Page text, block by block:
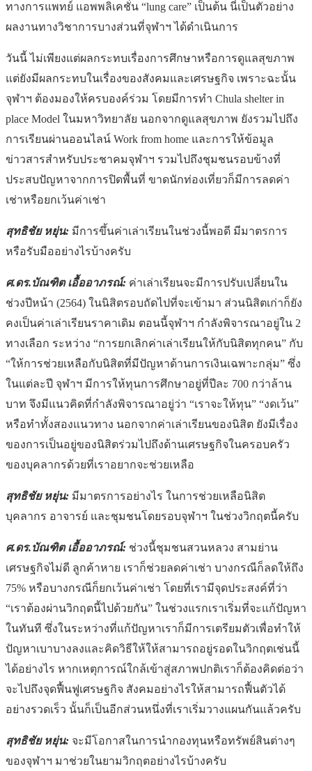
ทางการแพทย์ แอพพลิเคชั่น “lung care” เป็นต้น นี่เป็นตัวอย่าง
ผลงานทางวิชาการบางส่วนที่จุฬาฯ ได้ดำเนินการ
วันนี้ ไม่เพียงแต่ผลกระทบเรื่องการศึกษาหรือการดูแลสุขภาพ
แต่ยังมีผลกระทบในเรื่องของสังคมและเศรษฐกิจ เพราะฉะนั้น
จุฬาฯ ต้องมองให้ครบองค์ร่วม โดยมีการทำ Chula shelter in
place Model ในมหาวิทยาลัย นอกจากดูแลสุขภาพ ยังรวมไปถึง
การเรียนผ่านออนไลน์ Work from home และการให้ข้อมูล
ข่าวสารสำหรับประชาคมจุฬาฯ รวมไปถึงชุมชนรอบข้างที่
ประสบปัญหาจากการปิดพื้นที่ ขาดนักท่องเที่ยวก็มีการลดค่า
เช่าหรือยกเว้นค่าเช่า
สุทธิชัย หยุ่น: มีการขึ้นค่าเล่าเรียนในช่วงนี้พอดี มีมาตรการ
หรือรับมืออย่างไรบ้างครับ
ศ.ดร.บัณฑิต เอื้ออาภรณ์: ค่าเล่าเรียนจะมีการปรับเปลี่ยนใน
ช่วงปีหน้า (2564) ในนิสิตรอบถัดไปที่จะเข้ามา ส่วนนิสิตเก่าก็ยัง
คงเป็นค่าเล่าเรียนราคาเดิม ตอนนี้จุฬาฯ กำลังพิจารณาอยู่ใน 2
ทางเลือก ระหว่าง “การยกเลิกค่าเล่าเรียนให้กับนิสิตทุกคน” กับ
“ให้การช่วยเหลือกับนิสิตที่มีปัญหาด้านการเงินเฉพาะกลุ่ม” ซึ่ง
ในแต่ละปี จุฬาฯ มีการให้ทุนการศึกษาอยู่ที่ปีละ 700 กว่าล้าน
บาท จึงมีแนวคิดที่กำลังพิจารณาอยู่ว่า “เราจะให้ทุน” “งดเว้น”
หรือทำทั้งสองแนวทาง นอกจากค่าเล่าเรียนของนิสิต ยังมีเรื่อง
ของการเป็นอยู่ของนิสิตร่วมไปถึงด้านเศรษฐกิจในครอบครัว
ของบุคลากรด้วยที่เราอยากจะช่วยเหลือ
สุทธิชัย หยุ่น: มีมาตรการอย่างไร ในการช่วยเหลือนิสิต
บุคลากร อาจารย์ และชุมชนโดยรอบจุฬาฯ ในช่วงวิกฤตนี้ครับ
ศ.ดร.บัณฑิต เอื้ออาภรณ์: ช่วงนี้ชุมชนสวนหลวง สามย่าน
เศรษฐกิจไม่ดี ลูกค้าหาย เราก็ช่วยลดค่าเช่า บางกรณีก็ลดให้ถึง
75% หรือบางกรณีก็ยกเว้นค่าเช่า โดยที่เรามีจุดประสงค์ที่ว่า
“เราต้องผ่านวิกฤตนี้ไปด้วยกัน” ในช่วงแรกเราเริ่มที่จะแก้ปัญหา
ในทันที ซึ่งในระหว่างที่แก้ปัญหาเราก็มีการเตรียมตัวเพื่อทำให้
ปัญหาเบาบางลงและคิดวิธีให้ให้สามารถอยู่รอดในวิกฤตเช่นนี้
ได้อย่างไร หากเหตุการณ์ใกล้เข้าสู่สภาพปกติเราก็ต้องคิดต่อว่า
จะไปถึงจุดฟื้นฟูเศรษฐกิจ สังคมอย่างไรให้สามารถฟื้นตัวได้
อย่างรวดเร็ว นั้นก็เป็นอีกส่วนหนึ่งที่เราเริ่มวางแผนกันแล้วครับ
สุทธิชัย หยุ่น: จะมีโอกาสในการนำกองทุนหรือทรัพย์สินต่างๆ
ของจุฬาฯ มาช่วยในยามวิกฤตอย่างไรบ้างครับ